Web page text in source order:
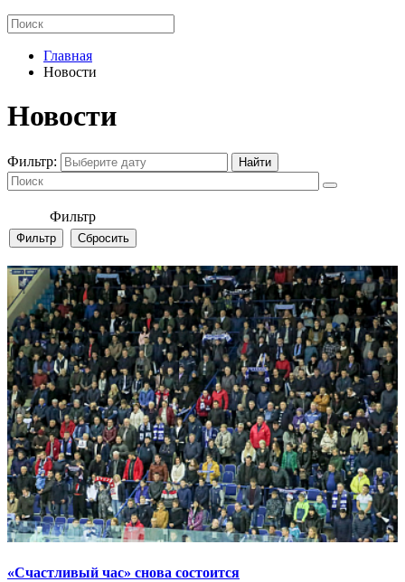
Главная
Новости
Новости
Фильтр:
Фильтр
«Счастливый час» снова состоится